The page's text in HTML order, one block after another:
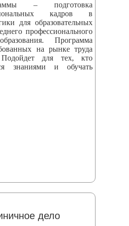
– подготовка
кадров в
для образовательных
профессионального
Программа
на рынке труда
Подойдет для тех, кто
знаниями и обучать
дело